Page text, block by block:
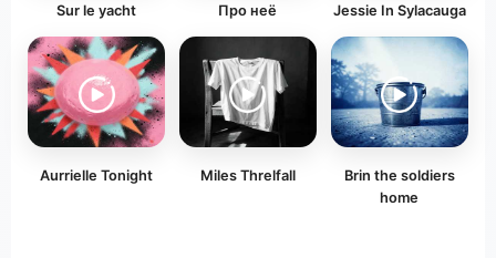
Sur le yacht Про неё Jessie In Sylacauga
Aurrielle Tonight Miles Threlfall
Brin the soldiers
home